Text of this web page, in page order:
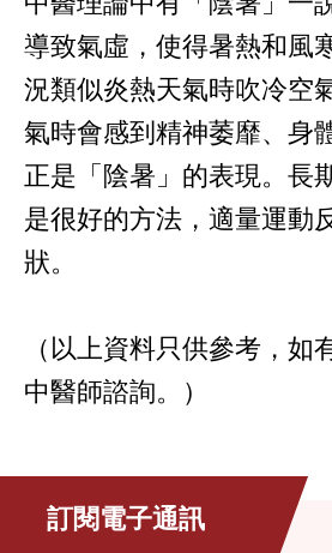
導致氣虛，使得暑熱和風
況類似炎熱天氣時吹冷空
氣時會感到精神萎靡、身
正是「陰暑」的表現。長
是很好的方法，適量運動
狀。
（以上資料只供參考，如
中醫師諮詢。）
訂閱電子通訊